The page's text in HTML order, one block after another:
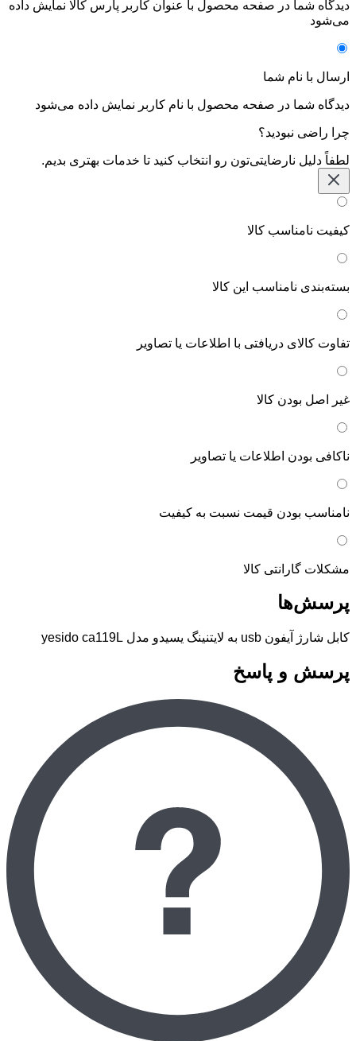
دیدگاه شما در صفحه محصول با عنوان کاربر پارس کالا نمایش داده
می‌شود
ارسال با نام شما
دیدگاه شما در صفحه محصول با نام کاربر نمایش داده می‌شود
چرا راضی نبودید؟
لطفاً دلیل نارضایتی‌تون رو انتخاب کنید تا خدمات بهتری بدیم.
کیفیت نامناسب کالا
بسته‌بندی نامناسب این کالا
تفاوت کالای دریافتی با اطلاعات یا تصاویر
غیر اصل بودن کالا
ناکافی بودن اطلاعات یا تصاویر
نامناسب بودن قیمت نسبت به کیفیت
مشکلات گارانتی کالا
پرسش‌ها
کابل شارژ آیفون usb به لایتنینگ یسیدو مدل yesido ca119L
پرسش و پاسخ